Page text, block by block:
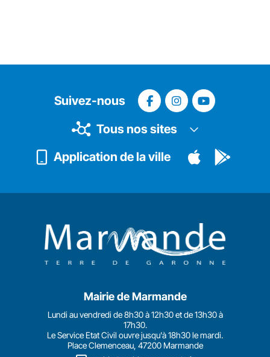
Suivez-nous
Tous nos sites
Application de la ville
Mairie de Marmande
Lundi au vendredi de 8h30 à 12h30 et de 13h30 à
17h30.
Le Service Etat Civil ouvre jusqu'à 18h30 le mardi.
Place Clemenceau, 47200 Marmande